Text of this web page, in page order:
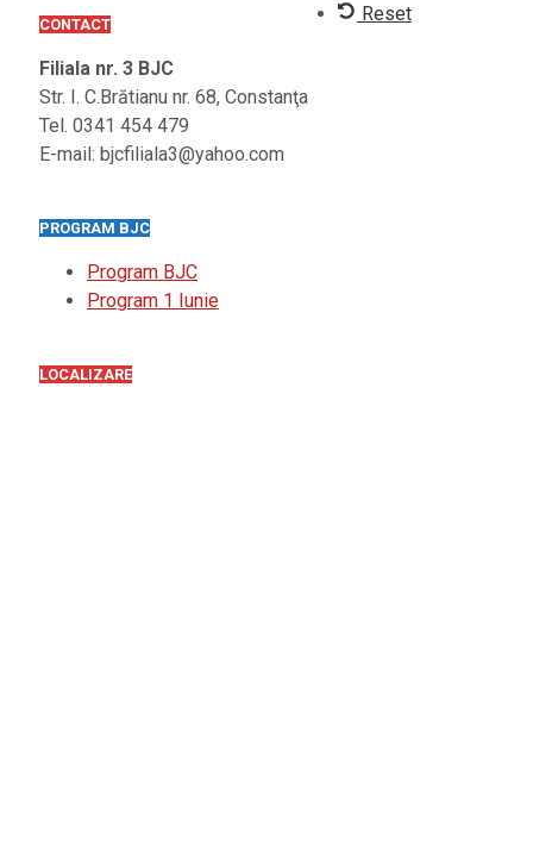
CONTACT
Filiala nr. 3 BJC
Str. I. C.Brătianu nr. 68, Constanţa
Tel. 0341 454 479
E-mail: bjcfiliala3@yahoo.com
PROGRAM BJC
Program BJC
Program 1 Iunie
LOCALIZARE
Reset